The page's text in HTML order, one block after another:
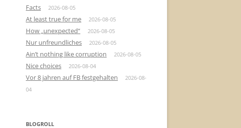
Facts 2026-08-05
At least true for me 2026-08-05
How „unexpected“ 2026-08-05
Nur unfreundliches 2026-08-05
Ain’t nothing like corruption 2026-08-05
Nice choices 2026-08-04
Vor 8 jahren auf FB festgehalten
2026-08-
04
BLOGROLL